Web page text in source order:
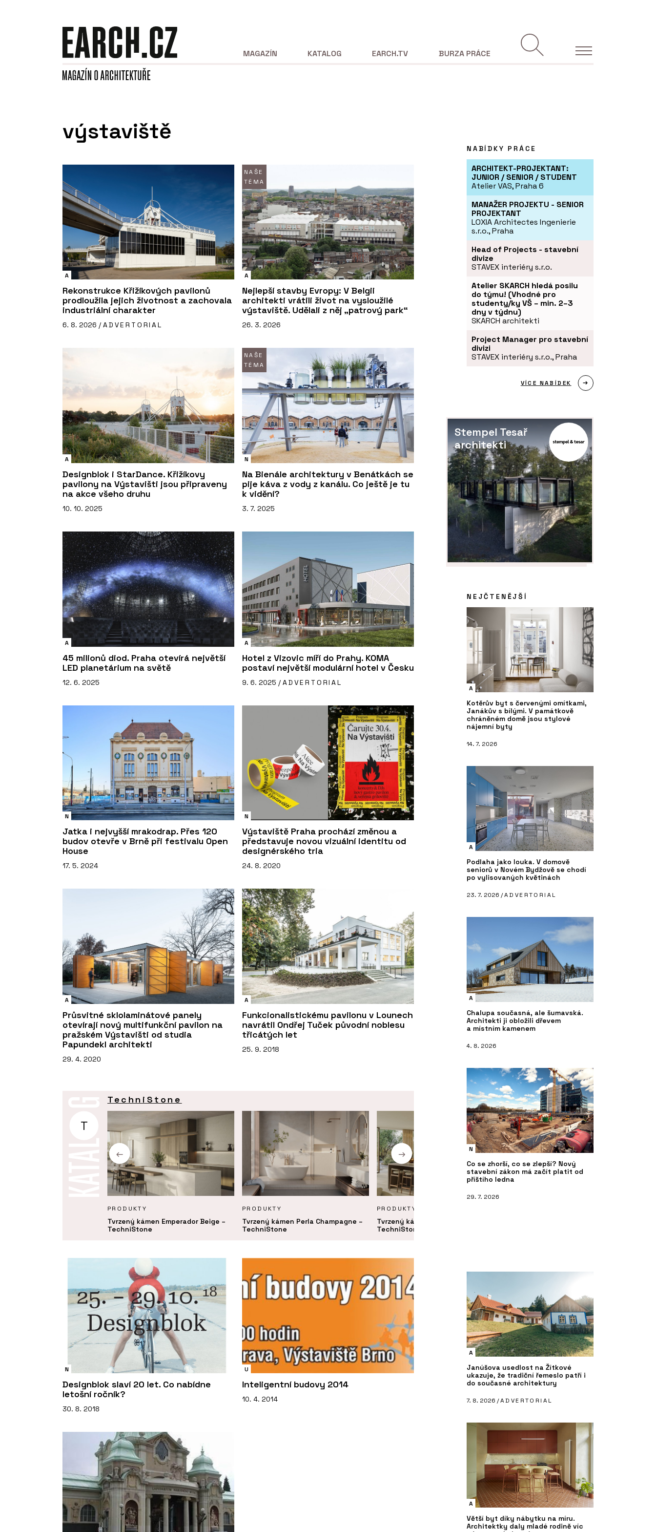
MAGAZÍN KATALOG EARCH.TV BURZA PRÁCE
výstaviště
A
Rekonstrukce Křižíkových pavilonů
prodloužila jejich životnost a zachovala
industriální charakter
6. 8. 2026 / ADVERTORIAL
NAŠE
TÉMA
A
Nejlepší stavby Evropy: V Belgii
architekti vrátili život na vysloužilé
výstaviště. Udělali z něj „patrový park“
26. 3. 2026
A
Designblok i StarDance. Křižíkovy
pavilony na Výstavišti jsou připraveny
na akce všeho druhu
10. 10. 2025
NAŠE
TÉMA
N
Na Bienále architektury v Benátkách se
pije káva z vody z kanálu. Co ještě je tu
k vidění?
3. 7. 2025
A
45 milionů diod. Praha otevírá největší
LED planetárium na světě
12. 6. 2025
A
Hotel z Vizovic míří do Prahy. KOMA
postaví největší modulární hotel v Česku
9. 6. 2025 / ADVERTORIAL
N
Jatka i nejvyšší mrakodrap. Přes 120
budov otevře v Brně při festivalu Open
House
17. 5. 2024
N
Výstaviště Praha prochází změnou a
představuje novou vizuální identitu od
designérského tria
24. 8. 2020
A
Průsvitné sklolaminátové panely
otevírají nový multifunkční pavilon na
pražském Výstavišti od studia
Papundekl architekti
29. 4. 2020
A
Funkcionalistickému pavilonu v Lounech
navrátil Ondřej Tuček původní noblesu
třicátých let
25. 9. 2018
T
TechniStone
PRODUKTY
Tvrzený kámen Emperador Beige –
TechniStone
PRODUKTY
Tvrzený kámen Perla Champagne –
TechniStone
PRODUKTY
Tvrzený kámen Perlado Bronze –
TechniStone
N
Designblok slaví 20 let. Co nabídne
letošní ročník?
30. 8. 2018
U
Inteligentní budovy 2014
10. 4. 2014
NABÍDKY PRÁCE
ARCHITEKT-PROJEKTANT:
JUNIOR / SENIOR / STUDENT
Atelier VAS, Praha 6
MANAŽER PROJEKTU - SENIOR
PROJEKTANT
LOXIA Architectes Ingenierie
s.r.o., Praha
Head of Projects - stavební
divize
STAVEX interiéry s.r.o.
Atelier SKARCH hledá posilu
do týmu! (Vhodné pro
studenty/ky VŠ – min. 2–3
dny v týdnu)
SKARCH architekti
Project Manager pro stavební
divizi
STAVEX interiéry s.r.o., Praha
VÍCE NABÍDEK
Stempel Tesař
architekti
NEJČTENĚJŠÍ
A
Kotěrův byt s červenými omítkami,
Janákův s bílými. V památkově
chráněném domě jsou stylové
nájemní byty
14. 7. 2026
A
Podlaha jako louka. V domově
seniorů v Novém Bydžově se chodí
po vylisovaných květinách
23. 7. 2026 /ADVERTORIAL
A
Chalupa současná, ale šumavská.
Architekti ji obložili dřevem
a místním kamenem
4. 8. 2026
N
Co se zhorší, co se zlepší? Nový
stavební zákon má začít platit od
příštího ledna
29. 7. 2026
A
Janúšova usedlost na Žítkové
ukazuje, že tradiční řemeslo patří i
do současné architektury
7. 8. 2026 /ADVERTORIAL
A
Větší byt díky nábytku na míru.
Architektky daly mladé rodině víc